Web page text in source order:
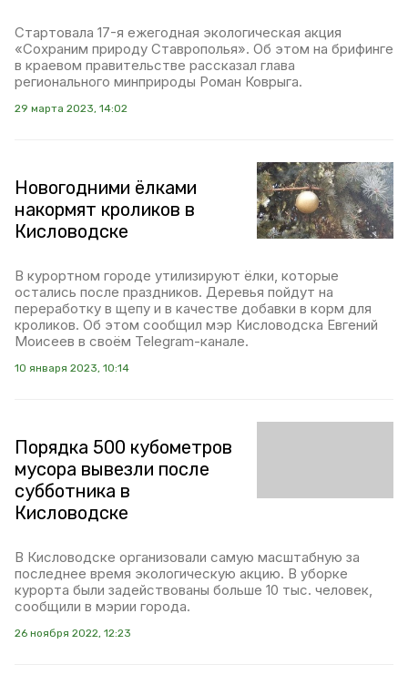
Стартовала 17-я ежегодная экологическая акция
«Сохраним природу Ставрополья». Об этом на брифинге
в краевом правительстве рассказал глава
регионального минприроды Роман Коврыга.
29 марта 2023, 14:02
Новогодними ёлками
накормят кроликов в
Кисловодске
В курортном городе утилизируют ёлки, которые
остались после праздников. Деревья пойдут на
переработку в щепу и в качестве добавки в корм для
кроликов. Об этом сообщил мэр Кисловодска Евгений
Моисеев в своём Telegram-канале.
10 января 2023, 10:14
Порядка 500 кубометров
мусора вывезли после
субботника в
Кисловодске
В Кисловодске организовали самую масштабную за
последнее время экологическую акцию. В уборке
курорта были задействованы больше 10 тыс. человек,
сообщили в мэрии города.
26 ноября 2022, 12:23